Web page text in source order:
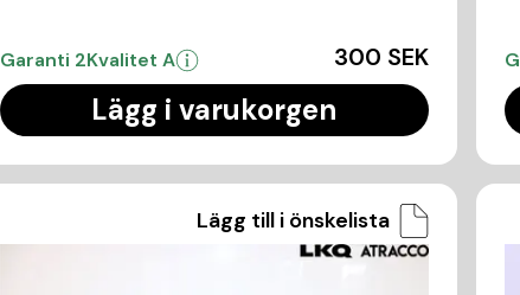
Garanti 2Kvalitet A 300 SEK
Lägg i varukorgen
Lägg till i önskelista